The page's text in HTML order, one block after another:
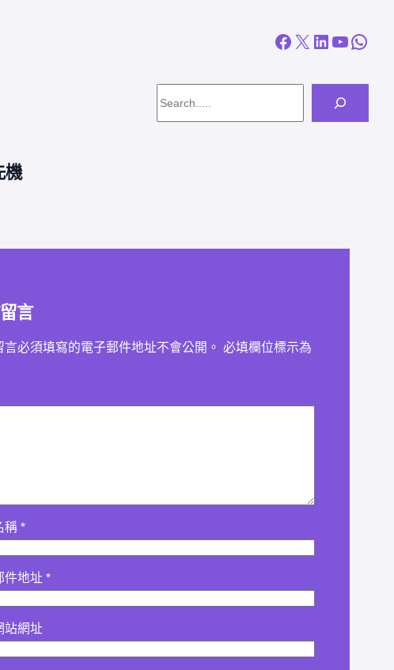
Facebook X LinkedIn YouTube WhatsApp
機
言
言必須填寫的電子郵件地址不會公開。 必填欄位標示為
稱 *
件地址 *
站網址